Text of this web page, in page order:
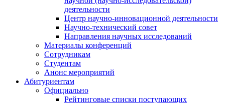
деятельности
Центр научно-инновационной деятельности
Научно-технический совет
Направления научных исследований
Материалы конференций
Сотрудникам
Студентам
Анонс мероприятий
Абитуриентам
Официально
Рейтинговые списки поступающих